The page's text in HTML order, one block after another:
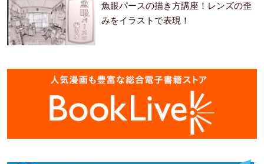
魚眼パースの描き方講座！レンズの歪
みをイラストで表現！